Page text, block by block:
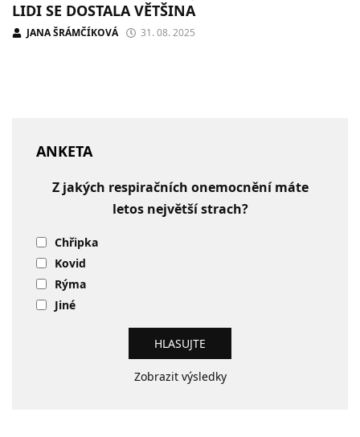
LIDI SE DOSTALA VĚTŠINA
JANA ŠRÁMČÍKOVÁ 31. 08. 2025
ANKETA
Z jakých respiračních onemocnění máte
letos největší strach?
Chřipka
Kovid
Rýma
Jiné
Zobrazit výsledky